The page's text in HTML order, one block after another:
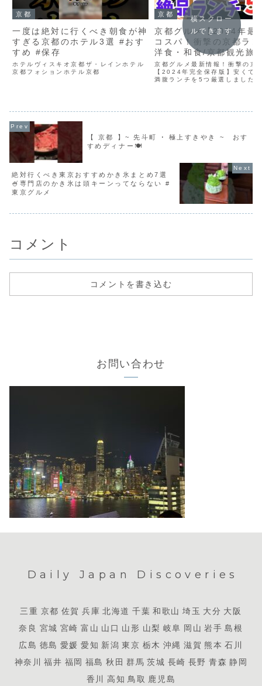
京都
一度は絶対に行くべき朝食が神
すぎる京都のホテル3選 #おす
すめ #保存
ホテルヴィスキオ京都ザ・レインホテル
京都フォションホテル京都
京都
京都グルメ【2024年最
コスパ！衝撃の京都ラ
洋食・和食/京都観光旅
すめ
京都グルメ最新情報！衝撃の京
【2024年完全保存版】安くて
満腹ランチを5つ厳選しました
横スクロー
ルできます
【 京都 】~ 先斗町 ･ 極上すきやき ~ おす
すめディナー🍽
絶対行くべき東京おすすめかき氷まとめ7選
🍧専門店のかき氷は頭キーンってならない #
東京グルメ
コメント
コメントを書き込む
お問い合わせ
Daily Japan Discoveries
三重 京都 佐賀 兵庫 北海道 千葉 和歌山 埼玉 大分 大阪
奈良 宮城 宮崎 富山 山口 山形 山梨 岐阜 岡山 岩手 島根
広島 徳島 愛媛 愛知 新潟 東京 栃木 沖縄 滋賀 熊本 石川
神奈川 福井 福岡 福島 秋田 群馬 茨城 長崎 長野 青森 静岡
香川 高知 鳥取 鹿児島